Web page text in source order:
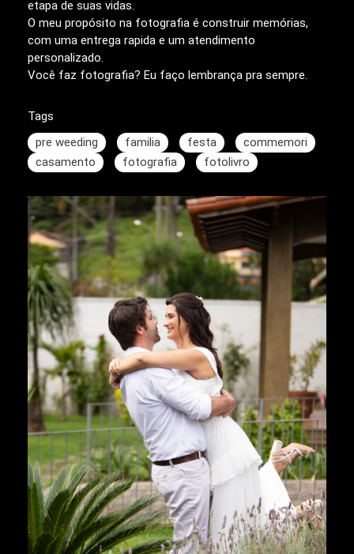
etapa de suas vidas.
O meu propósito na fotografia é construir memórias,
com uma entrega rapida e um atendimento
personalizado.
Você faz fotografia? Eu faço lembrança pra sempre.
Tags
pre weeding
familia festa
commemori
casamento
fotografia fotolivro